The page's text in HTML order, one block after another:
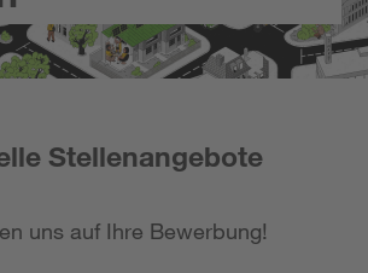
Stellenangebote
uns auf Ihre Bewerbung!